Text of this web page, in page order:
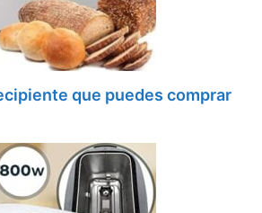
que puedes comprar